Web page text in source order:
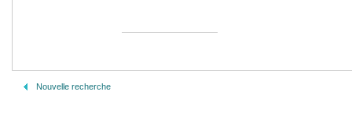
Nouvelle recherche